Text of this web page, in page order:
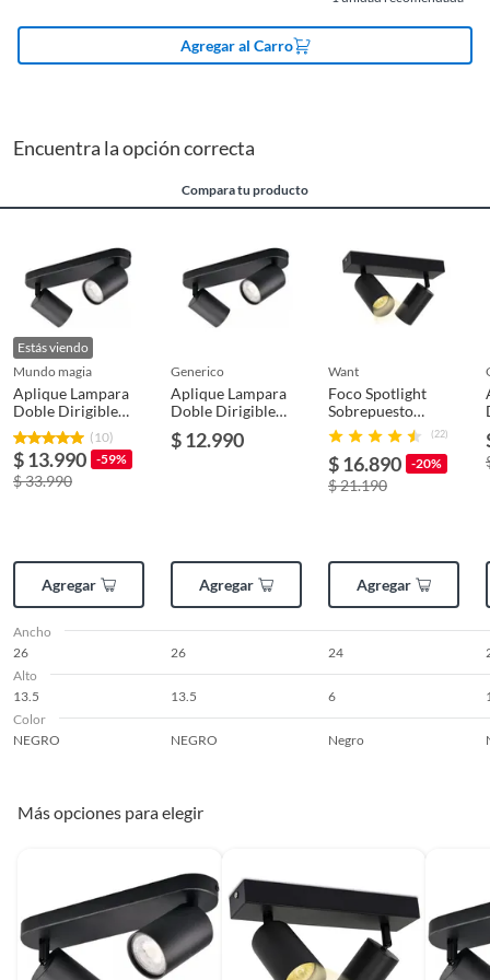
Alto 13.5
Color NEGRO
Incluye
Ancho
Garantía 3 meses
Agregar al Carro
Encuentra la opción correcta
Compara tu producto
Estás viendo
mundo magia
Aplique Lampara
Doble Dirigible
Color Negro
Casquillo GU10
(10)
$ 13.990 -59%
$ 33.990
Agregar
generico
Aplique Lampara
Doble Dirigible
Color Negro
Casquillo GU10
$ 12.990
Agregar
want
Foco Spotlight
Sobrepuesto
2xGU-10 Altair II
Negro
(22)
$ 16.890 -20%
$ 21.190
Agregar
Ancho
26
26 24
Alto
13.5
13.5 6
Color
NEGRO
NEGRO Negro
Más opciones para elegir